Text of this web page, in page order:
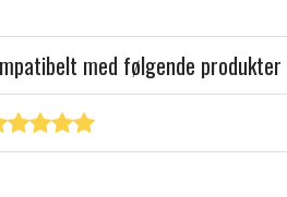
med følgende produkter